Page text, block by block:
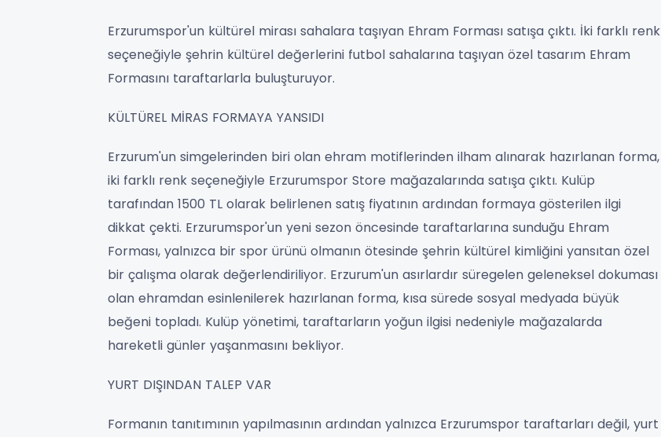
Erzurumspor'un kültürel mirası sahalara taşıyan Ehram Forması satışa çıktı. İki farklı renk
seçeneğiyle şehrin kültürel değerlerini futbol sahalarına taşıyan özel tasarım Ehram
Formasını taraftarlarla buluşturuyor.
KÜLTÜREL MİRAS FORMAYA YANSIDI
Erzurum'un simgelerinden biri olan ehram motiflerinden ilham alınarak hazırlanan forma,
iki farklı renk seçeneğiyle Erzurumspor Store mağazalarında satışa çıktı. Kulüp
tarafından 1500 TL olarak belirlenen satış fiyatının ardından formaya gösterilen ilgi
dikkat çekti. Erzurumspor'un yeni sezon öncesinde taraftarlarına sunduğu Ehram
Forması, yalnızca bir spor ürünü olmanın ötesinde şehrin kültürel kimliğini yansıtan özel
bir çalışma olarak değerlendiriliyor. Erzurum'un asırlardır süregelen geleneksel dokuması
olan ehramdan esinlenilerek hazırlanan forma, kısa sürede sosyal medyada büyük
beğeni topladı. Kulüp yönetimi, taraftarların yoğun ilgisi nedeniyle mağazalarda
hareketli günler yaşanmasını bekliyor.
YURT DIŞINDAN TALEP VAR
Formanın tanıtımının yapılmasının ardından yalnızca Erzurumspor taraftarları değil, yurt